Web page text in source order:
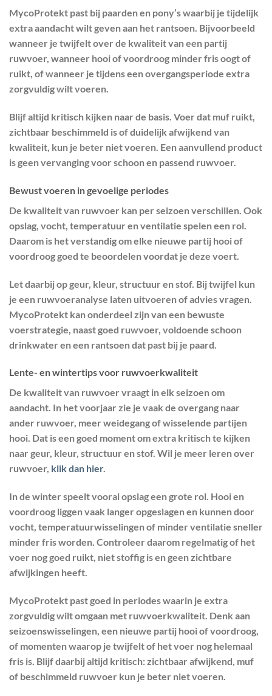
MycoProtekt past bij paarden en pony’s waarbij je tijdelijk
extra aandacht wilt geven aan het rantsoen. Bijvoorbeeld
wanneer je twijfelt over de kwaliteit van een partij
ruwvoer, wanneer hooi of voordroog minder fris oogt of
ruikt, of wanneer je tijdens een overgangsperiode extra
zorgvuldig wilt voeren.
Blijf altijd kritisch kijken naar de basis. Voer dat muf ruikt,
zichtbaar beschimmeld is of duidelijk afwijkend van
kwaliteit, kun je beter niet voeren. Een aanvullend product
is geen vervanging voor schoon en passend ruwvoer.
Bewust voeren in gevoelige periodes
De kwaliteit van ruwvoer kan per seizoen verschillen. Ook
opslag, vocht, temperatuur en ventilatie spelen een rol.
Daarom is het verstandig om elke nieuwe partij hooi of
voordroog goed te beoordelen voordat je deze voert.
Let daarbij op geur, kleur, structuur en stof. Bij twijfel kun
je een ruwvoeranalyse laten uitvoeren of advies vragen.
MycoProtekt kan onderdeel zijn van een bewuste
voerstrategie, naast goed ruwvoer, voldoende schoon
drinkwater en een rantsoen dat past bij je paard.
Lente- en wintertips voor ruwvoerkwaliteit
De kwaliteit van ruwvoer vraagt in elk seizoen om
aandacht. In het voorjaar zie je vaak de overgang naar
ander ruwvoer, meer weidegang of wisselende partijen
hooi. Dat is een goed moment om extra kritisch te kijken
naar geur, kleur, structuur en stof. Wil je meer leren over
ruwvoer, klik dan hier.
In de winter speelt vooral opslag een grote rol. Hooi en
voordroog liggen vaak langer opgeslagen en kunnen door
vocht, temperatuurwisselingen of minder ventilatie sneller
minder fris worden. Controleer daarom regelmatig of het
voer nog goed ruikt, niet stoffig is en geen zichtbare
afwijkingen heeft.
MycoProtekt past goed in periodes waarin je extra
zorgvuldig wilt omgaan met ruwvoerkwaliteit. Denk aan
seizoenswisselingen, een nieuwe partij hooi of voordroog,
of momenten waarop je twijfelt of het voer nog helemaal
fris is. Blijf daarbij altijd kritisch: zichtbaar afwijkend, muf
of beschimmeld ruwvoer kun je beter niet voeren.